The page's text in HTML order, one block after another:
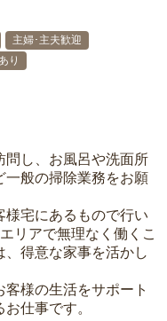
主婦･主夫歓迎
り
問し、お風呂や洗面所
一般の掃除業務をお願
様宅にあるもので行い
リアで無理なく働くこ
、得意な家事を活かし
様の生活をサポート
仕事です。